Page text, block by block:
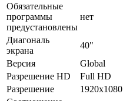
Обязательные
программы
предустановлены
нет
Диагональ
экрана
40"
Версия
Global
Разрешение HD
Full HD
Разрешение
1920x1080